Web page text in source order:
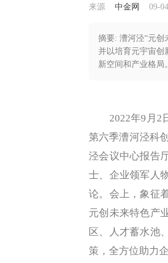
来源 中金网 09-
摘要: 漕河泾“元创
并以培育元宇宙创
新空间和产业格局。
2022年9月2日
第六季漕河泾科
泾会议中心报告
士、企业领军人
论。会上，象征
元创未来特色产
区、人才蓄水池
策，全方位助力